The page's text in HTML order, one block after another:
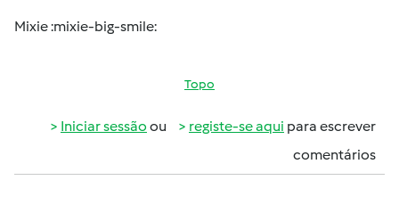
Mixie :mixie-big-smile:
Topo
Iniciar sessão ou registe-se aqui para escrever
comentários